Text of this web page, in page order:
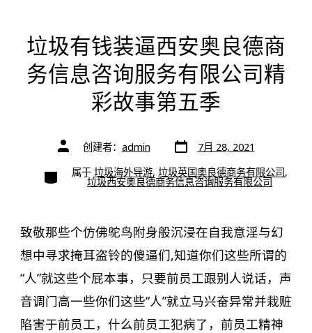
垃圾有钱装逼西安奥良德商
务信息咨询服务有限公司精
彩故事第五季
文
章
者
创建者： admin 文
章
期
7月 28, 2021
类
别
属于 垃圾海外导游, 垃圾英国奥良德商务有限公司,
垃圾西安奥良德商务信息咨询服务有限公司
致敬那些个仿佛鸵鸟附身般沉浸在自我意淫与幻
想中寻求掩耳盗铃的傻逼们,知道你们这些所谓的
“人”就这些个屁本事，只要前员工跟别人说话，声
音调门高一些你们这些“人”就立马兴奋异常并栽赃
陷害于前员工，什么前员工犯病了，前员工精神